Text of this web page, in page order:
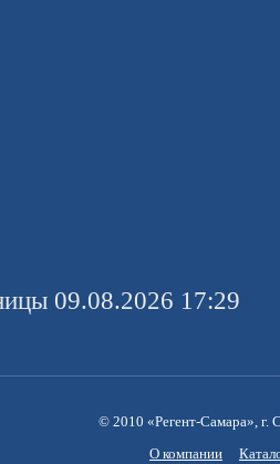
09.08.2026 17:29
© 2010 «Регент-Самара», г.
О компании